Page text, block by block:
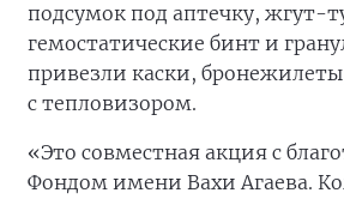
подсумок под аптечку, жгут-
гемостатические бинт и
привезли каски,
с тепловизором.
«Это совместная акция с
Фондом имени Вахи Агаева.